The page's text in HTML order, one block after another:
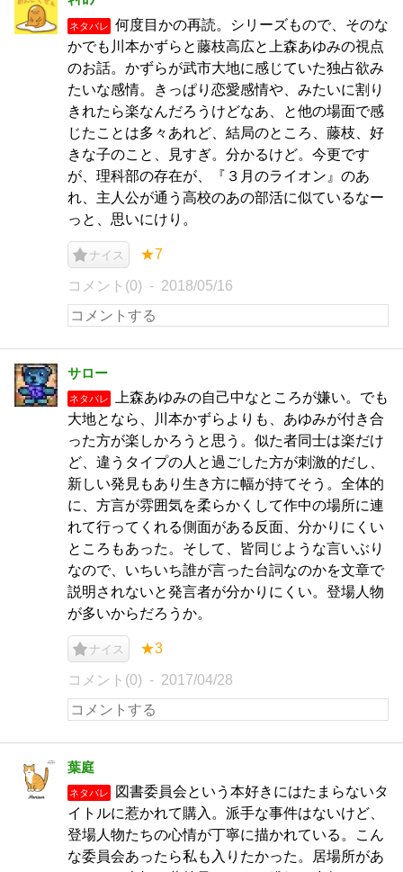
ネタバレ
何度目かの再読。シリーズもので、そのな
かでも川本かずらと藤枝高広と上森あゆみの視点
のお話。かずらが武市大地に感じていた独占欲み
たいな感情。きっぱり恋愛感情や、みたいに割り
きれたら楽なんだろうけどなあ、と他の場面で感
じたことは多々あれど、結局のところ、藤枝、好
きな子のこと、見すぎ。分かるけど。今更です
が、理科部の存在が、『３月のライオン』のあ
れ、主人公が通う高校のあの部活に似ているなー
っと、思いにけり。
ナイス ★7
コメント(0) 2018/05/16
サロー
ネタバレ
上森あゆみの自己中なところが嫌い。でも
大地となら、川本かずらよりも、あゆみが付き合
った方が楽しかろうと思う。似た者同士は楽だけ
ど、違うタイプの人と過ごした方が刺激的だし、
新しい発見もあり生き方に幅が持てそう。全体的
に、方言が雰囲気を柔らかくして作中の場所に連
れて行ってくれる側面がある反面、分かりにくい
ところもあった。そして、皆同じような言いぶり
なので、いちいち誰が言った台詞なのかを文章で
説明されないと発言者が分かりにくい。登場人物
が多いからだろうか。
ナイス ★3
コメント(0) 2017/04/28
葉庭
ネタバレ
図書委員会という本好きにはたまらないタ
イトルに惹かれて購入。派手な事件はないけど、
登場人物たちの心情が丁寧に描かれている。こん
な委員会あったら私も入りたかった。居場所があ